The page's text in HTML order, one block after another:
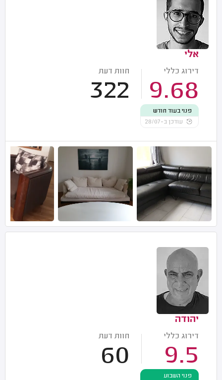
אלי
דירוג כללי
9.68
חוות דעת
322
פנוי בעוד חודש
עודכן ב-28/07
יהודה
דירוג כללי
9.5
חוות דעת
60
פנוי השבוע